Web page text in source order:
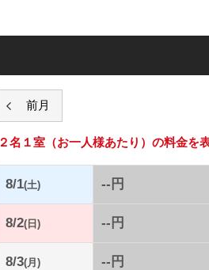
２名１室 （お一人様あたり）の料金を
8/1(土) --円
8/2(日) --円
8/3(月) --円